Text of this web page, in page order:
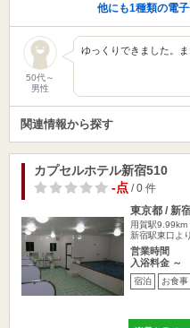
他にも1種類の電
50代～
男性
ゆっくりできました。ま
関連情報から探す
カプセルホテル新宿510
-点/ 0 件
東京都 / 新
用賀駅9.99km
新宿駅東口よ
営業時間
入浴料金 ～
宿泊 お食